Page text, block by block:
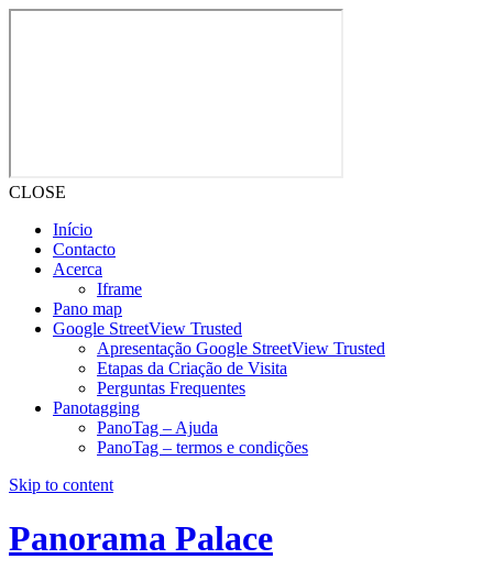
CLOSE
Início
Contacto
Acerca
Iframe
Pano map
Google StreetView Trusted
Apresentação Google StreetView Trusted
Etapas da Criação de Visita
Perguntas Frequentes
Panotagging
PanoTag – Ajuda
PanoTag – termos e condições
Skip to content
Panorama Palace